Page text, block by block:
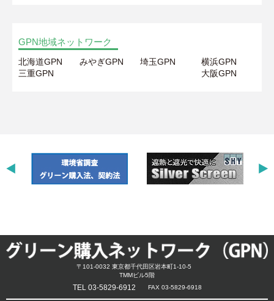
GPN地域ネットワーク
北海道GPN みやぎGPN 埼玉GPN
横浜GPN
三重GPN
大阪GPN
〒101-0032 東京都千代田区岩本町1-10-5
TMMビル5階
TEL 03-5829-6912 FAX 03-5829-6918